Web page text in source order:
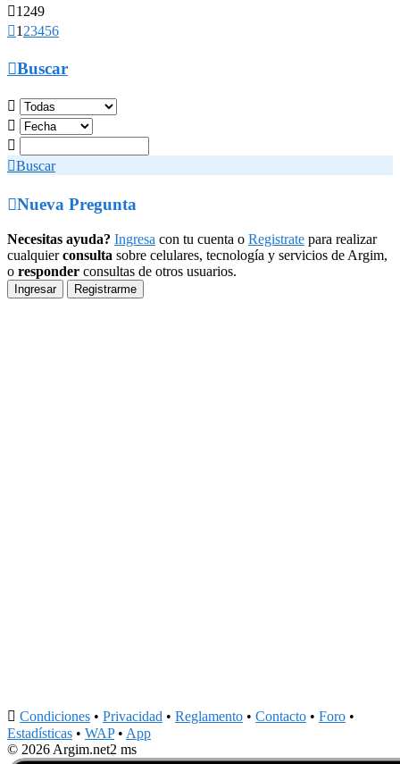
1249
1 23456
Buscar



Buscar
Nueva Pregunta
Necesitas ayuda? Ingresa con tu cuenta o Registrate para realizar
cualquierconsulta sobre celulares, tecnología y servicios de Argim,
o responder consultas de otros usuarios.
Ingresar Registrarme
 Condiciones • Privacidad • Reglamento • Contacto • Foro •
Estadísticas • WAP• App
© 2026 Argim.net2 ms